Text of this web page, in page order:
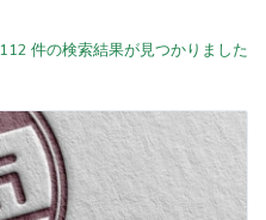
112 件の検索結果が見つかりました